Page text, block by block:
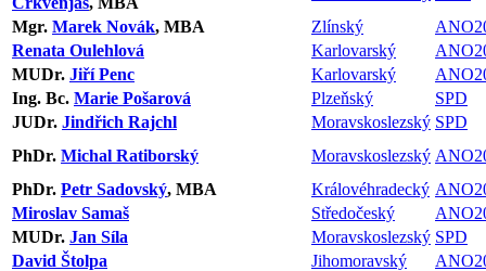
Mgr. Marek Novák, MBA Zlínský
Renata Oulehlová
Karlovarský
MUDr. Jiří Penc Karlovarský
Ing. Bc. Marie Pošarová Plzeňský
SPD
JUDr. Jindřich Rajchl Moravskoslezský SPD
PhDr. Michal Ratiborský Moravskoslezský
PhDr. Petr Sadovský, MBA Královéhradecký
Miroslav Samaš
Středočeský
MUDr. Jan Síla Moravskoslezský SPD
David Štolpa
Jihomoravský